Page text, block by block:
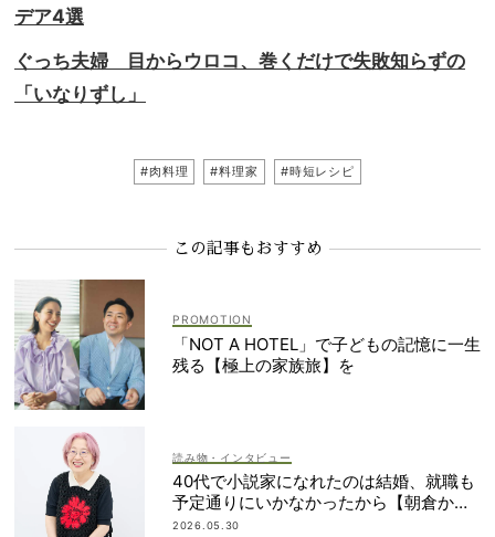
デア4選
ぐっち夫婦 目からウロコ、巻くだけで失敗知らずの
「いなりずし」
#肉料理 #料理家 #時短レシピ
この記事もおすすめ
「NOT A HOTEL」で子どもの記憶に一生
残る【極上の家族旅】を
読み物・インタビュー
40代で小説家になれたのは結婚、就職も
予定通りにいかなかったから【朝倉かす
みさん】
2026.05.30